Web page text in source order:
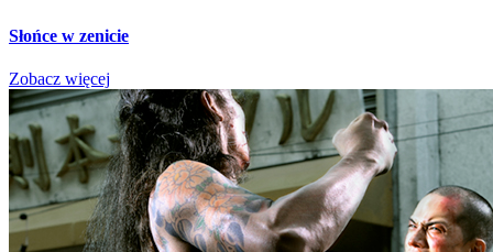
Słońce w zenicie
Zobacz więcej